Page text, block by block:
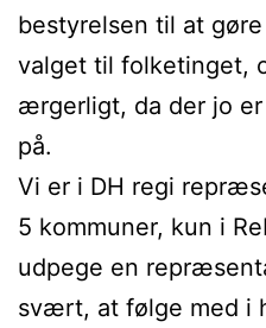
bestyrelsen til at
valget til folketinget,
ærgerligt, da der jo
på.
Vi er i DH regi
5 kommuner, kun i
udpege en
svært, at følge med i